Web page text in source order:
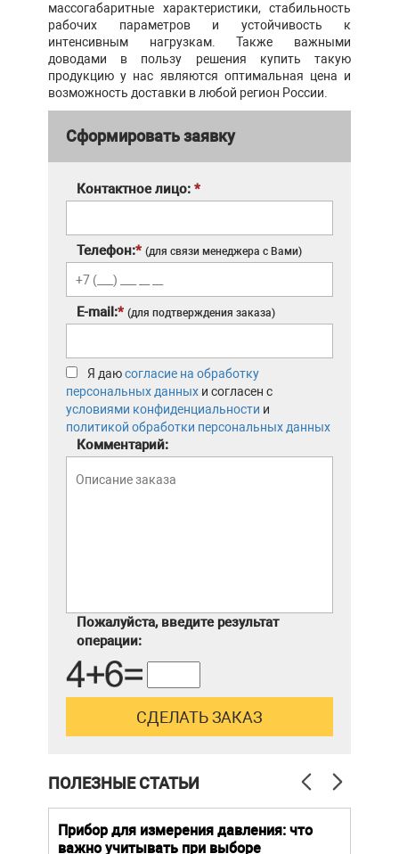
массогабаритные характеристики, стабильность
рабочих параметров и устойчивость к
интенсивным нагрузкам. Также важными
доводами в пользу решения купить такую
продукцию у нас являются оптимальная цена и
возможность доставки в любой регион России.
Сформировать заявку
Контактное лицо: *
Телефон:* (для связи менеджера с Вами)
E-mail:* (для подтверждения заказа)
Я даюсогласие на обработку
персональных данных и согласен с
условиями конфиденциальности и
политикой обработки персональных данных
Комментарий:
Пожалуйста, введите результат
операции:
ПОЛЕЗНЫЕ СТАТЬИ
Прибор для измерения давления: что
важно учитывать при выборе